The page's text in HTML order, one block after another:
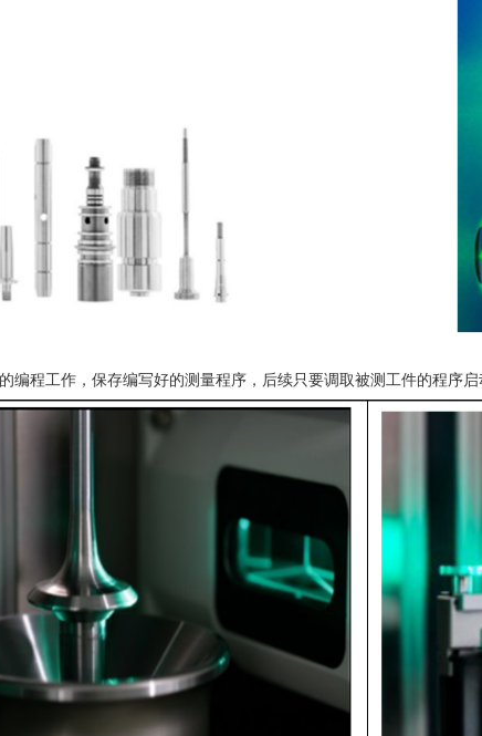
程工作，保存编写好的测量程序，后续只要调取被测工件的程序启